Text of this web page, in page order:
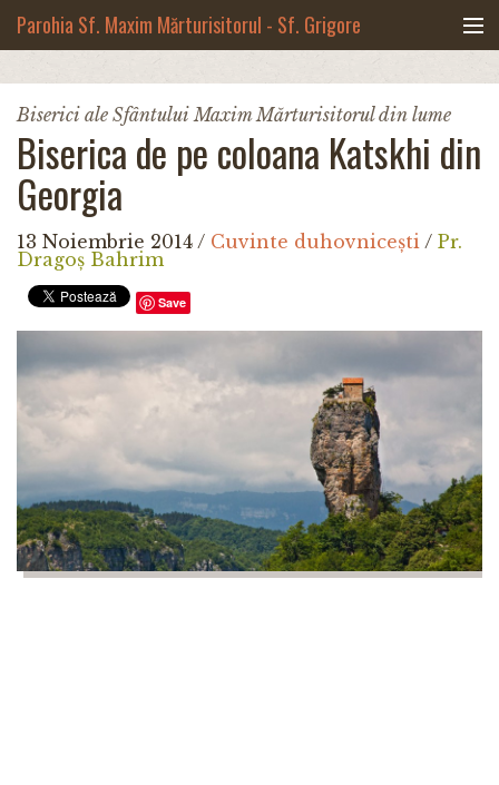
Parohia Sf. Maxim Mărturisitorul - Sf. Grigore
Noua biserică
Botezuri & Cununii
Teologie & Cuvinte duhovnicești
Fotografii
Preotul paroh
Program liturgic
Contact
Biserici ale Sfântului Maxim Mărturisitorul din lume
Biserica de pe coloana Katskhi din
Georgia
13 Noiembrie 2014 / Cuvinte duhovnicești / Pr.
Dragoș Bahrim
Save